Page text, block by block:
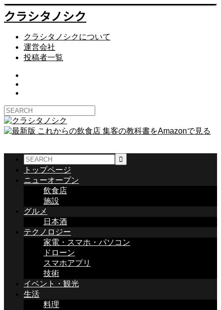
クラシタノシク
クラシタノシクについて
運営会社
投稿者一覧
トップページ
ニューオープン
飲食店
施設
グルメ
日本酒
テクノロジー
家電・スマホ・パソコン
ドローン
スマホアプリ
技術
イベント・観光
生活
料理